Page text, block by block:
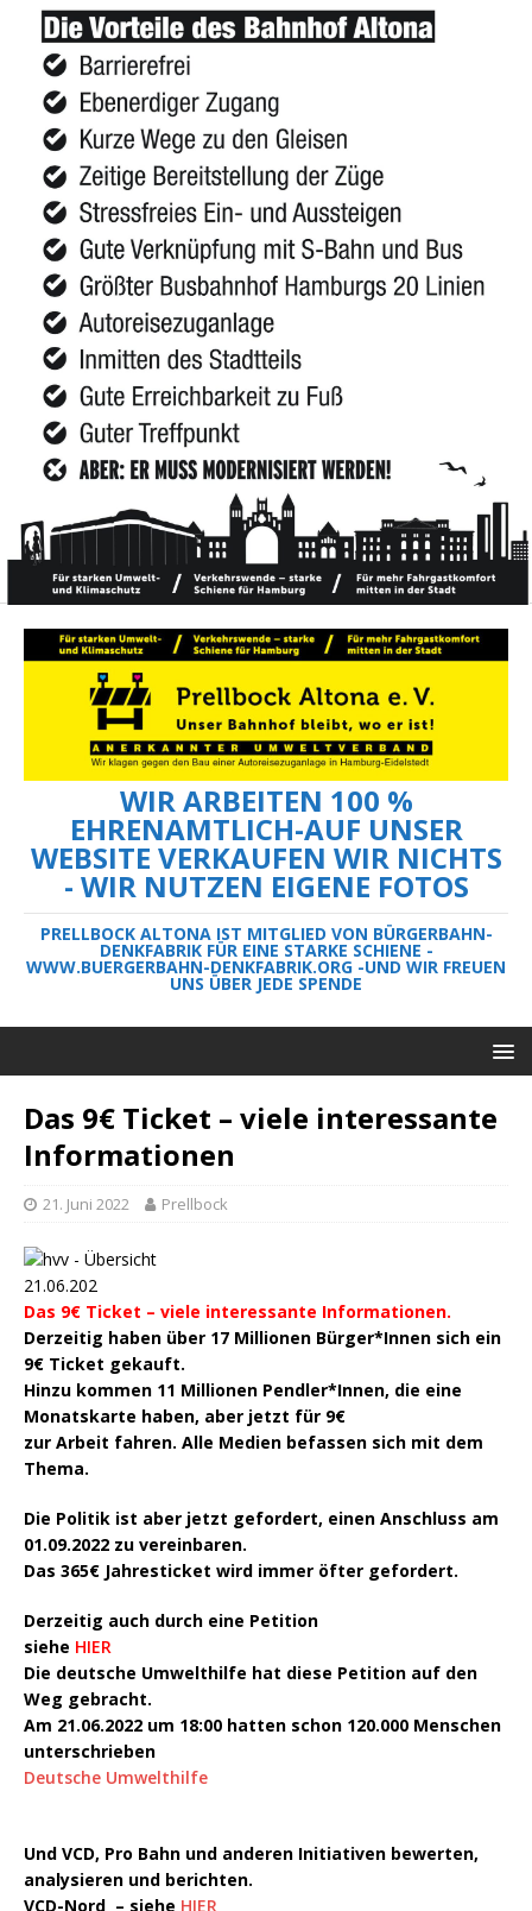
WIR ARBEITEN 100 %
EHRENAMTLICH-AUF UNSER
WEBSITE VERKAUFEN WIR NICHTS
- WIR NUTZEN EIGENE FOTOS
PRELLBOCK ALTONA IST MITGLIED VON BÜRGERBAHN-
DENKFABRIK FÜR EINE STARKE SCHIENE -
WWW.BUERGERBAHN-DENKFABRIK.ORG -UND WIR FREUEN
UNS ÜBER JEDE SPENDE
Das 9€ Ticket – viele interessante
Informationen
21. Juni 2022 Prellbock
21.06.202
Das 9€ Ticket – viele interessante Informationen.
Derzeitig haben über 17 Millionen Bürger*Innen sich ein
9€ Ticket gekauft.
Hinzu kommen 11 Millionen Pendler*Innen, die eine
Monatskarte haben, aber jetzt für 9€
zur Arbeit fahren. Alle Medien befassen sich mit dem
Thema.
Die Politik ist aber jetzt gefordert, einen Anschluss am
01.09.2022 zu vereinbaren.
Das 365€ Jahresticket wird immer öfter gefordert.
Derzeitig auch durch eine Petition
siehe HIER
Die deutsche Umwelthilfe hat diese Petition auf den
Weg gebracht.
Am 21.06.2022 um 18:00 hatten schon 120.000 Menschen
unterschrieben
Deutsche Umwelthilfe
Und VCD, Pro Bahn und anderen Initiativen bewerten,
analysieren und berichten.
VCD-Nord – siehe HIER